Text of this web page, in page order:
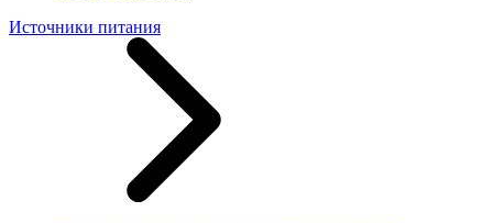
Источники питания